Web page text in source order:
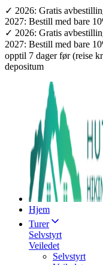
✓ 2026: Gratis
2027: Bestill med bare
✓ 2026: Gratis
2027: Bestill med bare
opptil 7 dager før (reise
depositum
Hjem
Turer
Selvstyrt
Veiledet
Selvstyrt